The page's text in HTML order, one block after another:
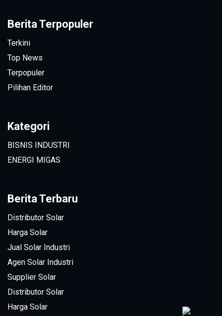
Berita Terpopuler
Terkini
Top News
Terpopuler
Pilihan Editor
Kategori
BISNIS INDUSTRI
ENERGI MIGAS
Berita Terbaru
Distributor Solar
Harga Solar
Jual Solar Industri
Agen Solar Industri
Supplier Solar
Distributor Solar
Harga Solar